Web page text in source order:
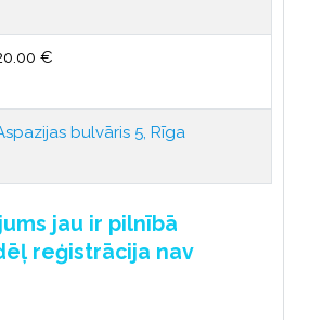
€
bulvāris 5, Rīga
jau ir pilnībā
reģistrācija nav